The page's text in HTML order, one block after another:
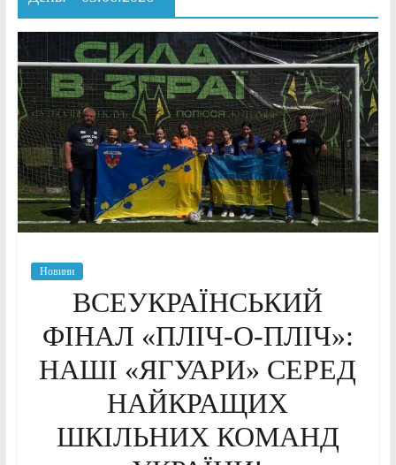
Новини
ВСЕУКРАЇНСЬКИЙ
ФІНАЛ «ПЛІЧ-О-ПЛІЧ»:
НАШІ «ЯГУАРИ» СЕРЕД
НАЙКРАЩИХ
ШКІЛЬНИХ КОМАНД